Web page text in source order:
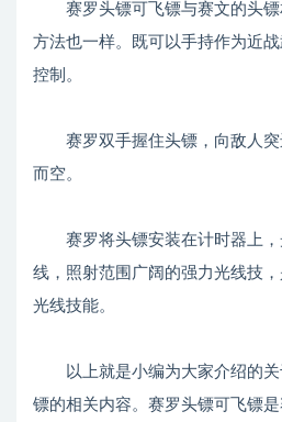
赛罗头镖可飞镖与赛文的头镖
方法也一样。既可以手持作为近
控制。
赛罗双手握住头镖，向敌人突
而空。
赛罗将头镖安装在计时器上，
线，照射范围广阔的强力光线技
光线技能。
以上就是小编为大家介绍的关
镖的相关内容。赛罗头镖可飞镖